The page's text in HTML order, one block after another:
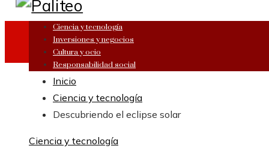
Ciencia y tecnología
Inversiones y negocios
Cultura y ocio
Responsabilidad social
Inicio
Ciencia y tecnología
Descubriendo el eclipse solar
Ciencia y tecnología